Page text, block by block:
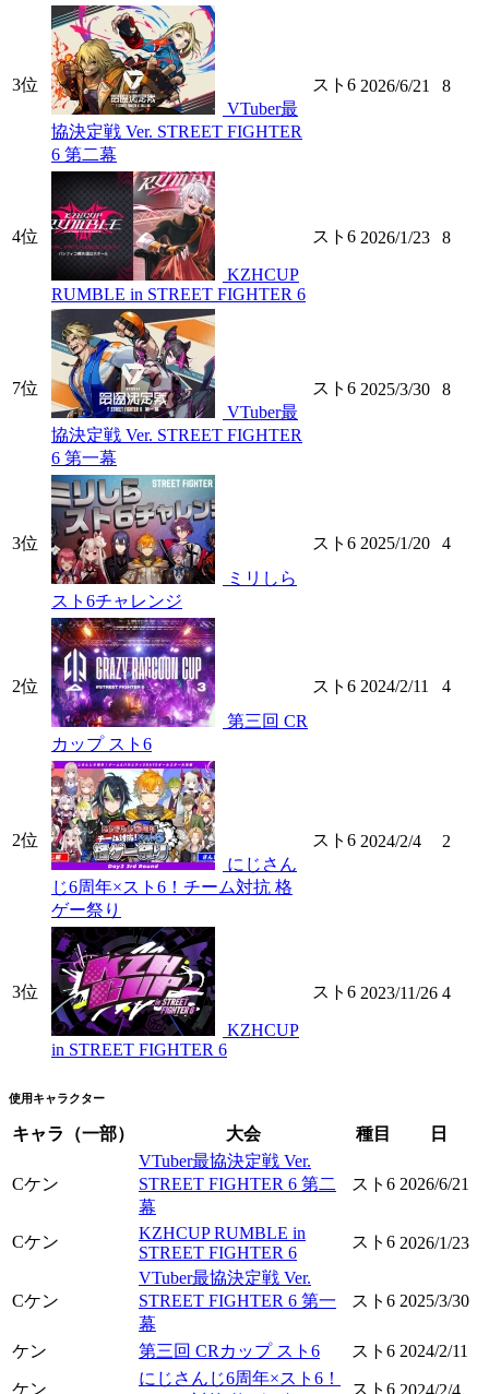
3位
VTuber最
協決定戦 Ver. STREET FIGHTER
6 第二幕
スト6 2026/6/21 8
4位
KZHCUP
RUMBLE in STREET FIGHTER 6
スト6 2026/1/23 8
7位
VTuber最
協決定戦 Ver. STREET FIGHTER
6 第一幕
スト6 2025/3/30 8
3位
ミリしら
スト6チャレンジ
スト6 2025/1/20 4
2位
第三回 CR
カップ スト6
スト6 2024/2/11 4
2位
にじさん
じ6周年×スト6！チーム対抗 格
ゲー祭り
スト6 2024/2/4 2
3位
KZHCUP
in STREET FIGHTER 6
スト6 2023/11/26 4
使用キャラクター
キャラ（一部） 大会 種目 日
Cケン
VTuber最協決定戦 Ver.
STREET FIGHTER 6 第二
幕
スト6 2026/6/21
Cケン
KZHCUP RUMBLE in
STREET FIGHTER 6
スト6 2026/1/23
Cケン
VTuber最協決定戦 Ver.
STREET FIGHTER 6 第一
幕
スト6 2025/3/30
ケン 第三回 CRカップ スト6 スト6 2024/2/11
ケン
にじさんじ6周年×スト6！
スト6